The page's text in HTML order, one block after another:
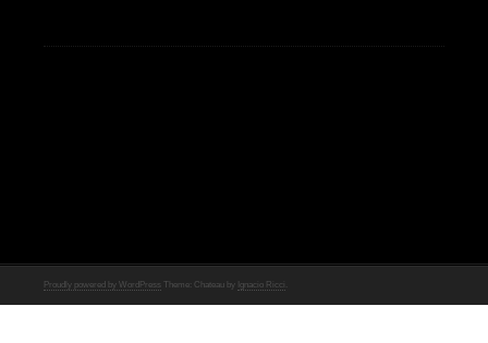
Proudly powered by WordPress Theme: Chateau by Ignacio Ricci